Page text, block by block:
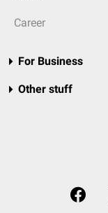
Career
For Business
Other stuff